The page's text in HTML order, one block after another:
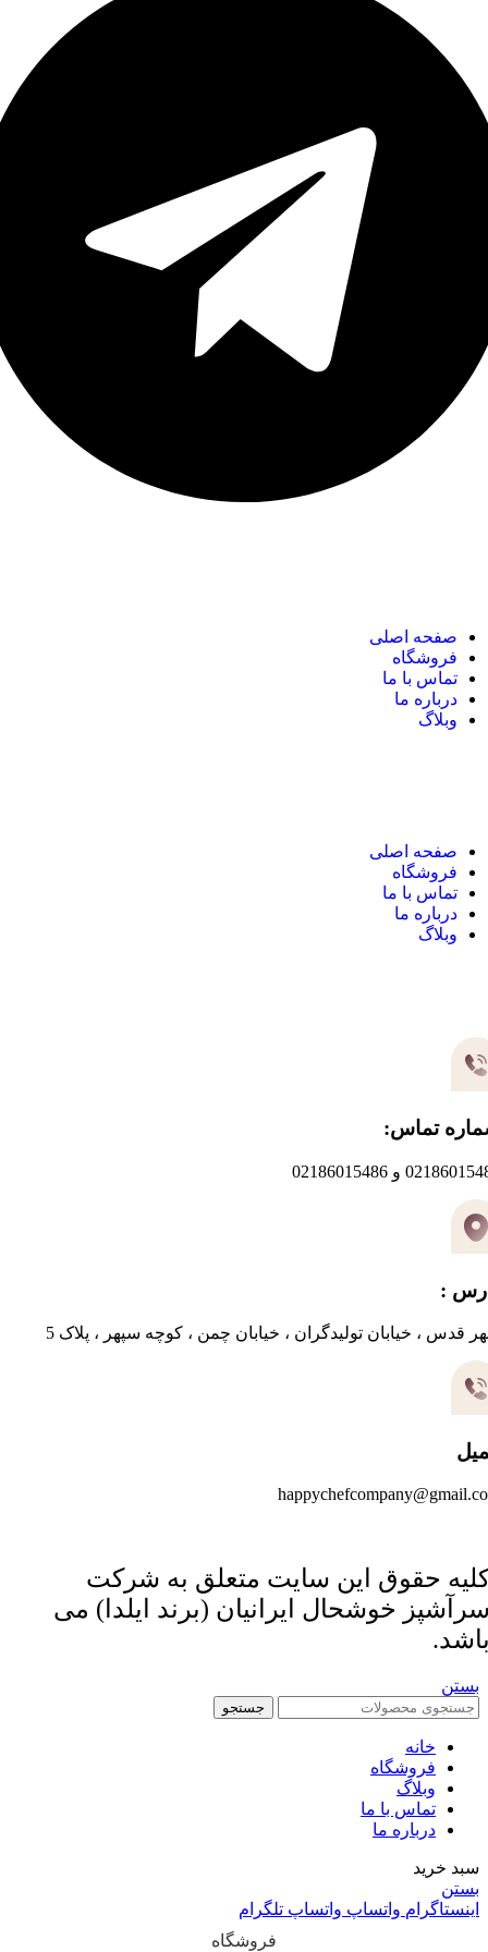
صفحه اصلی
فروشگاه
تماس با ما
درباره ما
وبلاگ
صفحه اصلی
فروشگاه
تماس با ما
درباره ما
وبلاگ
تماس:
و 02186015486
:
قدس ، خیابان تولیدگران ، خیابان چمن ، کوچه سپهر ، پلاک 5
حقوق این سایت متعلق به شرکت
خوشحال ایرانیان (برند ایلدا) می
بستن
جستجو
خانه
فروشگاه
وبلاگ
تماس با ما
درباره ما
سبد خرید
بستن
اینستاگرام واتساپ واتساپ تلگرام
فروشگاه